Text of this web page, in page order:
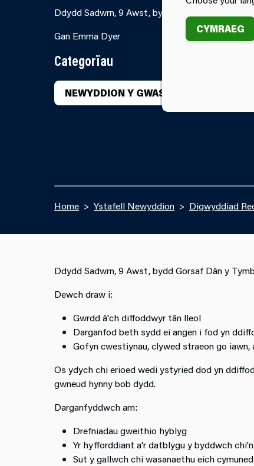
CYMRAEG
Ddydd Sadwrn, 9 Awst, bydd Gorsaf Dân y
Gan Emma Dyer
Categorïau
NEWYDDION Y GWASANAETH
Home Ystafell Newyddion Digwyddiad
Ddydd Sadwrn, 9 Awst, bydd Gorsaf Dân y
Dewch draw i:
Gwrdd â'ch diffoddwyr tân lleol
Darganfod beth sydd ei angen i fod yn
Gofyn cwestiynau, clywed straeon go
Os ydych chi erioed wedi ystyried dod yn
gwneud hynny bob dydd.
Darganfyddwch am:
Drefniadau gweithio hyblyg
Yr hyfforddiant a'r datblygu y byddwch
Sut y gallwch chi wasanaethu eich